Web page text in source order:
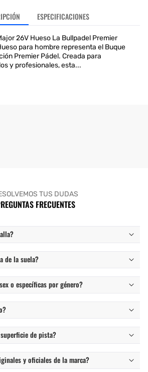
ESPECIFICACIONES
26V Hueso La Bullpadel Premier
para hombre representa el Buque
Premier Pádel. Creada para
y profesionales, esta...
TUS DUDAS
FRECUENTES
de la suela?
o específicas por género?
de pista?
y oficiales de la marca?